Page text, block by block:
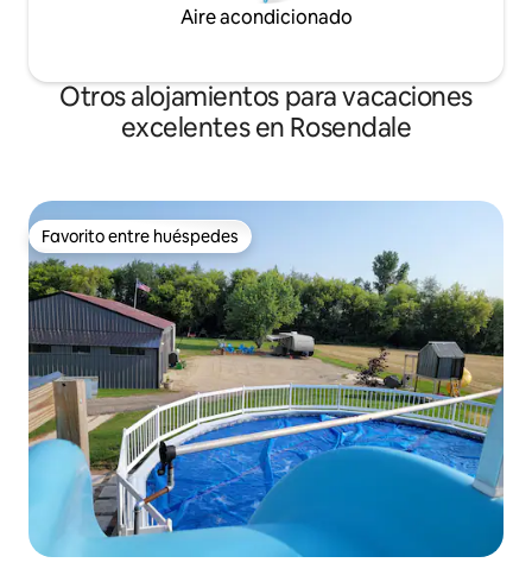
Aire acondicionado
Otros alojamientos para vacaciones
excelentes en Rosendale
Favorito entre huéspedes
Favorito entre huéspedes